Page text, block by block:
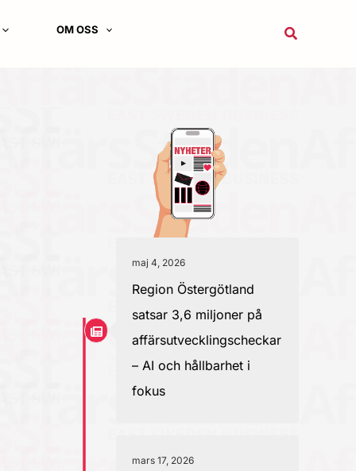
OM OSS Sök
maj 4, 2026
Region Östergötland
satsar 3,6 miljoner på
affärsutvecklingscheckar
– AI och hållbarhet i
fokus
mars 17, 2026